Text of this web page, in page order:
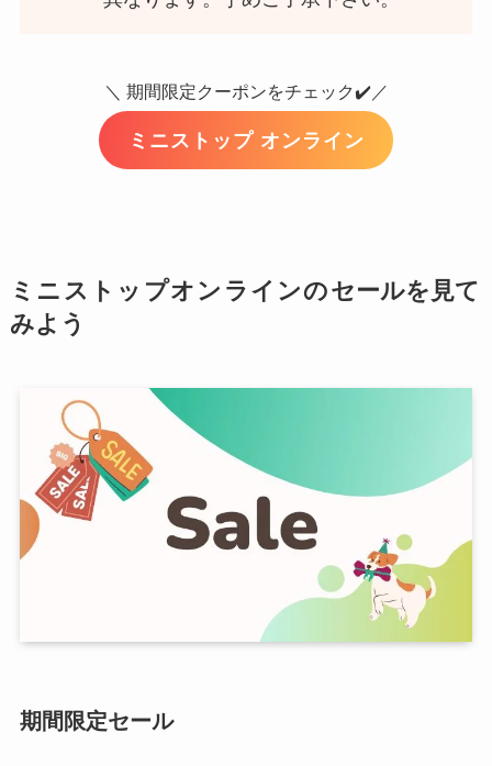
＼ 期間限定クーポンをチェック✔️／
ミニストップ オンライン
ミニストップオンラインのセールを見て
みよう
期間限定セール